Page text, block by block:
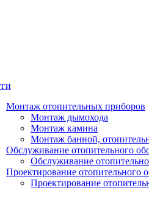
Монтаж отопительных приборов
Монтаж дымохода
Монтаж камина
Монтаж банной,
Обслуживание отопительного
Обслуживание
Проектирование отопительного
Проектирование